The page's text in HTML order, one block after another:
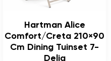
Hartman Alice
Comfort/Creta 210×90
Cm Dining Tuinset 7-
Delig